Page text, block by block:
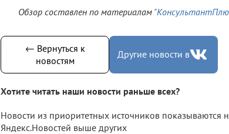
Обзор составлен по материалам
← Вернуться к
новостям
Другие новости в
Хотите читать наши новости раньше всех?
Новости из приоритетных источников показываются
Яндекс.Новостей выше других